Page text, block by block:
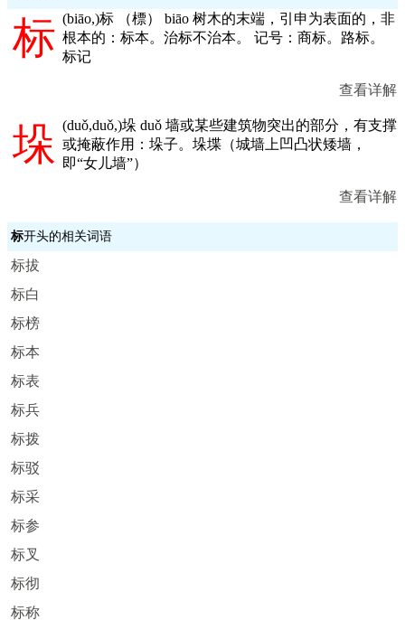
标 (biāo,)标 （標） biāo 树木的末端，引申为表面的，非
根本的：标本。治标不治本。 记号：商标。路标。
标记
查看详解
垛 (duǒ,duǒ,)垛 duǒ 墙或某些建筑物突出的部分，有支撑
或掩蔽作用：垛子。垛堞（城墙上凹凸状矮墙，
即“女儿墙”）
查看详解
标开头的相关词语
标拔
标白
标榜
标本
标表
标兵
标拨
标驳
标采
标参
标叉
标彻
标称